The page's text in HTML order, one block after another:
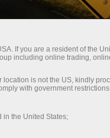
เทรดดิ้งบิทคอยน์
กับ
ยวกับ หนึ่งในเงิน
สุด นั้นก็คือ บิท
If you are a resident of the
including online trading,
is not the US, kindly
with government
in the United States;